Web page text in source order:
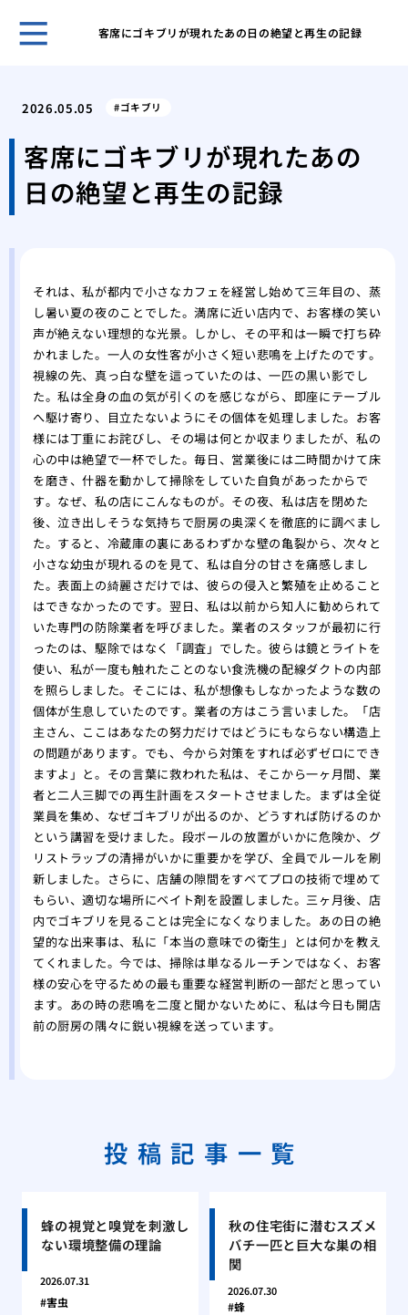
客席にゴキブリが現れたあの日の絶望と再生の記録
虫
紙
の
エ
2026.05.05 ゴキブリ
客席にゴキブリが現れたあの
日の絶望と再生の記録
それは、私が都内で小さなカフェを経営し始めて三年目の、蒸
し暑い夏の夜のことでした。満席に近い店内で、お客様の笑い
声が絶えない理想的な光景。しかし、その平和は一瞬で打ち砕
かれました。一人の女性客が小さく短い悲鳴を上げたのです。
視線の先、真っ白な壁を這っていたのは、一匹の黒い影でし
た。私は全身の血の気が引くのを感じながら、即座にテーブル
へ駆け寄り、目立たないようにその個体を処理しました。お客
様には丁重にお詫びし、その場は何とか収まりましたが、私の
心の中は絶望で一杯でした。毎日、営業後には二時間かけて床
を磨き、什器を動かして掃除をしていた自負があったからで
す。なぜ、私の店にこんなものが。その夜、私は店を閉めた
後、泣き出しそうな気持ちで厨房の奥深くを徹底的に調べまし
た。すると、冷蔵庫の裏にあるわずかな壁の亀裂から、次々と
小さな幼虫が現れるのを見て、私は自分の甘さを痛感しまし
た。表面上の綺麗さだけでは、彼らの侵入と繁殖を止めること
はできなかったのです。翌日、私は以前から知人に勧められて
いた専門の防除業者を呼びました。業者のスタッフが最初に行
ったのは、駆除ではなく「調査」でした。彼らは鏡とライトを
使い、私が一度も触れたことのない食洗機の配線ダクトの内部
を照らしました。そこには、私が想像もしなかったような数の
個体が生息していたのです。業者の方はこう言いました。「店
主さん、ここはあなたの努力だけではどうにもならない構造上
の問題があります。でも、今から対策をすれば必ずゼロにでき
ますよ」と。その言葉に救われた私は、そこから一ヶ月間、業
者と二人三脚での再生計画をスタートさせました。まずは全従
業員を集め、なぜゴキブリが出るのか、どうすれば防げるのか
という講習を受けました。段ボールの放置がいかに危険か、グ
リストラップの清掃がいかに重要かを学び、全員でルールを刷
新しました。さらに、店舗の隙間をすべてプロの技術で埋めて
もらい、適切な場所にベイト剤を設置しました。三ヶ月後、店
内でゴキブリを見ることは完全になくなりました。あの日の絶
望的な出来事は、私に「本当の意味での衛生」とは何かを教え
てくれました。今では、掃除は単なるルーチンではなく、お客
様の安心を守るための最も重要な経営判断の一部だと思ってい
ます。あの時の悲鳴を二度と聞かないために、私は今日も開店
前の厨房の隅々に鋭い視線を送っています。
投稿記事一覧
蜂の視覚と嗅覚を刺激し
ない環境整備の理論
2026.07.31
害虫
秋の住宅街に潜むスズメ
バチ一匹と巨大な巣の相
関
2026.07.30
蜂